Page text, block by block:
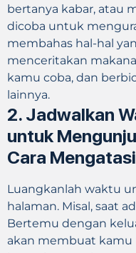
bertanya kabar, atau
dicoba untuk
membahas hal-hal
menceritakan
kamu coba, dan
lainnya.
2. Jadwalkan
untuk
Cara Mengatasi
Luangkanlah waktu
halaman. Misal, saat
Bertemu dengan
akan membuat kamu